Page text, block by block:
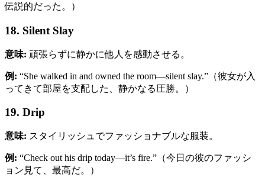
伝説的だった。）
18. Silent Slay
意味: 頑張らずに静かに他人を感動させる。
例: “She walked in and owned the room—silent slay.”（彼女が入
ってきて部屋を支配した、静かなる圧勝。）
19. Drip
意味: スタイリッシュでファッショナブルな服装。
例: “Check out his drip today—it’s fire.”（今日の彼のファッシ
ョン見て、最高だ。）